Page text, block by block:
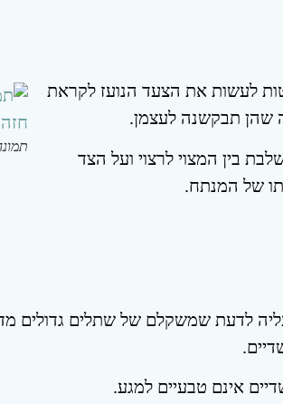
לעשות את הצעד הנועז לקראת
שהן תבקשנה לעצמן.
בין המצוי לרצוי ועל הצד
של המנתח.
לדעת שמשקלם של שתלים גדולים
אינם טבעיים למגע.